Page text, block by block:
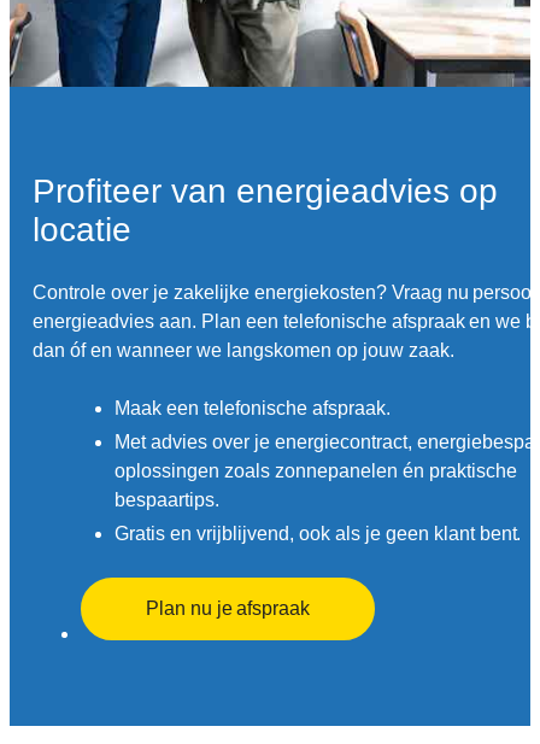
Profiteer van energieadvies op
locatie
Controle over je zakelijke energiekosten? Vraag nu
energieadvies aan. Plan een telefonische afspraak en we
dan óf en wanneer we langskomen op jouw zaak.
Maak een telefonische afspraak.
Met advies over je energiecontract,
oplossingen zoals zonnepanelen én praktische
bespaartips.
Gratis en vrijblijvend, ook als je geen klant bent.
Plan nu je afspraak